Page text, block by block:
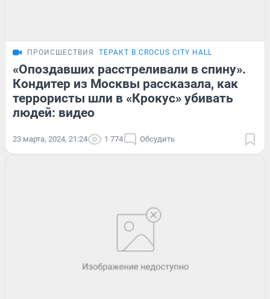
ПРОИСШЕСТВИЯ ТЕРАКТ В CROCUS CITY HALL
«Опоздавших расстреливали в спину».
Кондитер из Москвы рассказала, как
террористы шли в «Крокус» убивать
людей: видео
23 марта, 2024, 21:24 1 774 Обсудить